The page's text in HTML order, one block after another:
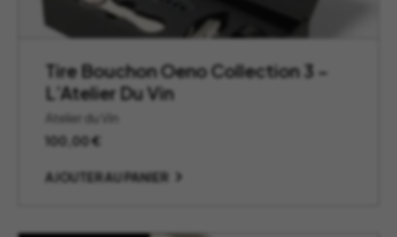
Tire Bouchon Oeno Collection 3 –
L’Atelier Du Vin
Atelier du Vin
100,00€
AJOUTER AU PANIER